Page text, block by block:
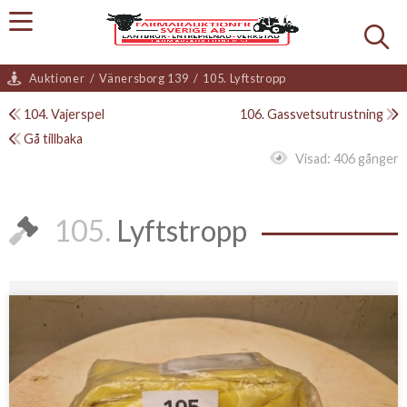
Auktioner / Vänersborg 139 / 105. Lyftstropp
104. Vajerspel
106. Gassvetsutrustning
Gå tillbaka
Visad: 406 gånger
105. Lyftstropp